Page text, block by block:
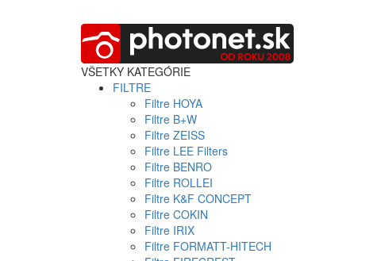
VŠETKY KATEGÓRIE
FILTRE
Filtre HOYA
Filtre B+W
Filtre ZEISS
Filtre LEE Filters
Filtre BENRO
Filtre ROLLEI
Filtre K&F CONCEPT
Filtre COKIN
Filtre IRIX
Filtre FORMATT-HITECH